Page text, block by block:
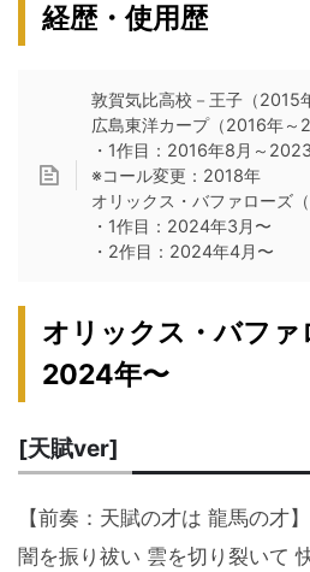
経歴・使用歴
敦賀気比高校－王子（2015
広島東洋カープ（2016年～
・1作目：2016年8月～
※コール変更：2018年
オリックス・バファローズ
・1作目：2024年3月〜
・2作目：2024年4月〜
オリックス・バファ
2024年〜
[天賦ver]
【前奏：天賦の才は 龍馬の才】
闇を振り祓い 雲を切り裂いて